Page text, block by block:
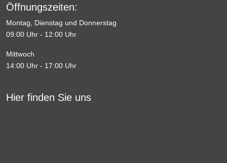
Öffnungszeiten:
Montag, Dienstag und Donnerstag
09:00 Uhr - 12:00 Uhr
Mittwoch
14:00 Uhr - 17:00 Uhr
Hier finden Sie uns